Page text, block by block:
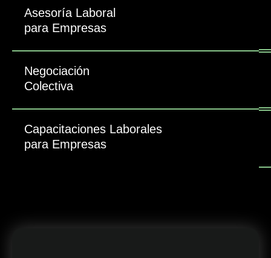
Asesoría Laboral
para Empresas
Negociación
Colectiva
Capacitaciones Laborales
para Empresas